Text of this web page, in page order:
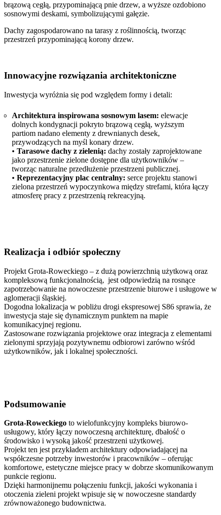
brązową cegłą, przypominającą pnie drzew, a wyższe ozdobiono
sosnowymi deskami, symbolizującymi gałęzie.
Dachy zagospodarowano na tarasy z roślinnością, tworząc
przestrzeń przypominającą korony drzew.
Innowacyjne rozwiązania architektoniczne
Inwestycja wyróżnia się pod względem formy i detali:
Architektura inspirowana sosnowym lasem: elewacje
dolnych kondygnacji pokryto brązową cegłą, wyższym
partiom nadano elementy z drewnianych desek,
przywodzących na myśl konary drzew.
• Tarasowe dachy z zielenią: dachy zostały zaprojektowane
jako przestrzenie zielone dostępne dla użytkowników –
tworząc naturalne przedłużenie przestrzeni publicznej.
• Reprezentacyjny plac centralny: serce projektu stanowi
zielona przestrzeń wypoczynkowa między strefami, która łączy
atmosferę pracy z przestrzenią rekreacyjną.
Realizacja i odbiór społeczny
Projekt Grota-Roweckiego – z dużą powierzchnią użytkową oraz
kompleksową funkcjonalnością, jest odpowiedzią na rosnące
zapotrzebowanie na nowoczesne przestrzenie biurowe i usługowe w
aglomeracji śląskiej.
Dogodna lokalizacja w pobliżu drogi ekspresowej S86 sprawia, że
inwestycja staje się dynamicznym punktem na mapie
komunikacyjnej regionu.
Zastosowane rozwiązania projektowe oraz integracja z elementami
zielonymi sprzyjają pozytywnemu odbiorowi zarówno wśród
użytkowników, jak i lokalnej społeczności.
Podsumowanie
Grota-Roweckiego to wielofunkcyjny kompleks biurowo-
usługowy, który łączy nowoczesną architekturę, dbałość o
środowisko i wysoką jakość przestrzeni użytkowej.
Projekt ten jest przykładem architektury odpowiadającej na
współczesne potrzeby inwestorów i pracowników – oferując
komfortowe, estetyczne miejsce pracy w dobrze skomunikowanym
punkcie regionu.
Dzięki harmonijnemu połączeniu funkcji, jakości wykonania i
otoczenia zieleni projekt wpisuje się w nowoczesne standardy
zrównoważonego budownictwa.